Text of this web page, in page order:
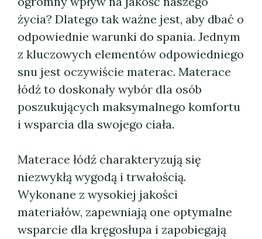
życia? Dlatego tak ważne jest, aby dbać o
odpowiednie warunki do spania. Jednym
z kluczowych elementów odpowiedniego
snu jest oczywiście materac. Materace
łódź to doskonały wybór dla osób
poszukujących maksymalnego komfortu
i wsparcia dla swojego ciała.
Materace łódź charakteryzują się
niezwykłą wygodą i trwałością.
Wykonane z wysokiej jakości
materiałów, zapewniają one optymalne
wsparcie dla kręgosłupa i zapobiegają